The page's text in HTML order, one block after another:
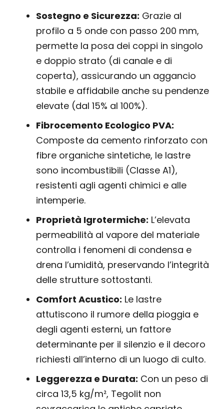
Sostegno e Sicurezza: Grazie al
profilo a 5 onde con passo 200 mm,
permette la posa dei coppi in singolo
e doppio strato (di canale e di
coperta), assicurando un aggancio
stabile e affidabile anche su pendenze
elevate (dal 15% al 100%).
Fibrocemento Ecologico PVA:
Composte da cemento rinforzato con
fibre organiche sintetiche, le lastre
sono incombustibili (Classe A1),
resistenti agli agenti chimici e alle
intemperie.
Proprietà Igrotermiche: L’elevata
permeabilità al vapore del materiale
controlla i fenomeni di condensa e
drena l’umidità, preservando l’integrità
delle strutture sottostanti.
Comfort Acustico: Le lastre
attutiscono il rumore della pioggia e
degli agenti esterni, un fattore
determinante per il silenzio e il decoro
richiesti all’interno di un luogo di culto.
Leggerezza e Durata: Con un peso di
circa 13,5 kg/m², Tegolit non